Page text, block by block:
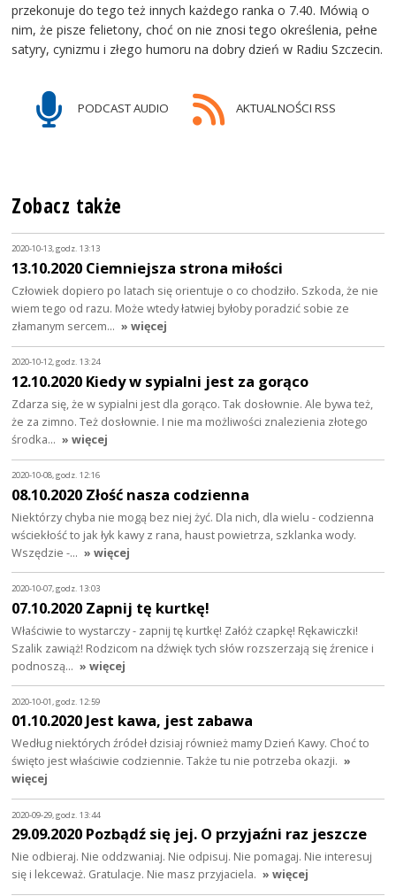
przekonuje do tego też innych każdego ranka o 7.40. Mówią o
nim, że pisze felietony, choć on nie znosi tego określenia, pełne
satyry, cynizmu i złego humoru na dobry dzień w Radiu Szczecin.
PODCAST AUDIO AKTUALNOŚCI RSS
Zobacz także
2020-10-13, godz. 13:13
13.10.2020 Ciemniejsza strona miłości
Człowiek dopiero po latach się orientuje o co chodziło. Szkoda, że nie
wiem tego od razu. Może wtedy łatwiej byłoby poradzić sobie ze
złamanym sercem… » więcej
2020-10-12, godz. 13:24
12.10.2020 Kiedy w sypialni jest za gorąco
Zdarza się, że w sypialni jest dla gorąco. Tak dosłownie. Ale bywa też,
że za zimno. Też dosłownie. I nie ma możliwości znalezienia złotego
środka… » więcej
2020-10-08, godz. 12:16
08.10.2020 Złość nasza codzienna
Niektórzy chyba nie mogą bez niej żyć. Dla nich, dla wielu - codzienna
wściekłość to jak łyk kawy z rana, haust powietrza, szklanka wody.
Wszędzie -… » więcej
2020-10-07, godz. 13:03
07.10.2020 Zapnij tę kurtkę!
Właściwie to wystarczy - zapnij tę kurtkę! Załóż czapkę! Rękawiczki!
Szalik zawiąż! Rodzicom na dźwięk tych słów rozszerzają się źrenice i
podnoszą… » więcej
2020-10-01, godz. 12:59
01.10.2020 Jest kawa, jest zabawa
Według niektórych źródeł dzisiaj również mamy Dzień Kawy. Choć to
święto jest właściwie codziennie. Także tu nie potrzeba okazji. »
więcej
2020-09-29, godz. 13:44
29.09.2020 Pozbądź się jej. O przyjaźni raz jeszcze
Nie odbieraj. Nie oddzwaniaj. Nie odpisuj. Nie pomagaj. Nie interesuj
się i lekceważ. Gratulacje. Nie masz przyjaciela. » więcej